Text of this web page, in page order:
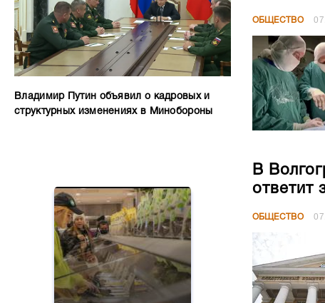
Владимир Путин объявил о кадровых и
структурных изменениях в Минобороны
ОБЩЕСТВО
В
ответит
ОБЩЕСТВО